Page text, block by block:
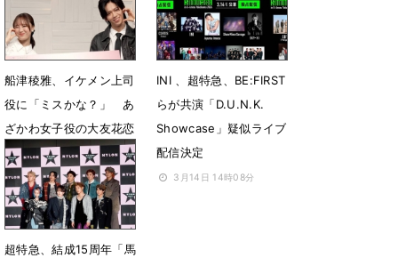
4月16日 08時02分
船津稜雅、イケメン上司
役に「ミスかな？」 あ
ざかわ女子役の大友花恋
は「なんとかビジュを」
3月27日 12時42分
INI 、超特急、BE:FIRST
らが共演「D.U.N.K.
Showcase」疑似ライブ
配信決定
3月14日 14時08分
超特急、結成15周年「馬